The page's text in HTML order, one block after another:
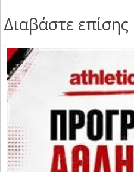
Διαβάστε επίσης